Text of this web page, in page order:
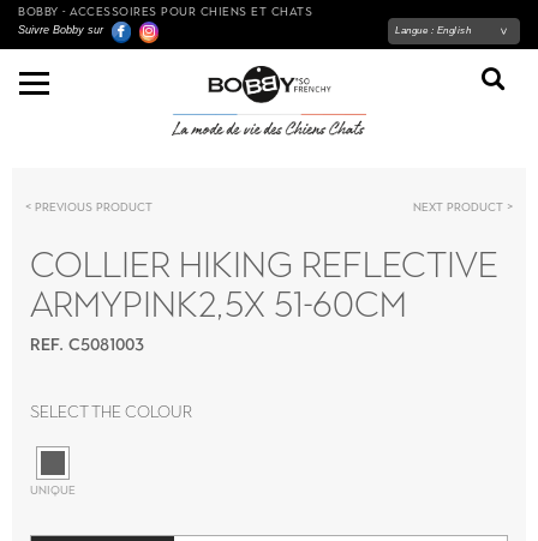
BOBBY - ACCESSOIRES POUR CHIENS ET CHATS
Suivre Bobby sur Langue : English
Previous product Next product
COLLIER HIKING REFLECTIVE
ARMYPINK2,5X 51-60CM
REF. C5081003
Select the colour
UNIQUE